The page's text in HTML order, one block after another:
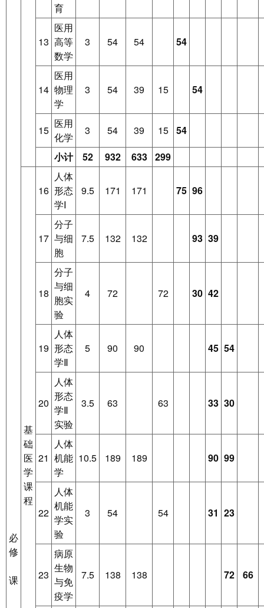
必
修
课
育
13
医用
高等
数学
3 54 54 54
14
医用
物理
学
3 54 39 15 54
15
医用
化学
3 54 39 15 54
小计
52 932 633 299
基
础
医
学
课
程
16
人体
形态
学Ⅰ
9.5 171 171 75 96
17
分子
与细
胞
7.5 132 132 93 39
18
分子
与细
胞实
验
4 72 72 30 42
19
人体
形态
学Ⅱ
5 90 90 45 54
20
人体
形态
学Ⅱ
实验
3.5 63 63 33 30
21
人体
机能
学
10.5 189 189 90 99
22
人体
机能
学实
验
3 54 54 31 23
23
病原
生物
与免
疫学
7.5 138 138 72 66